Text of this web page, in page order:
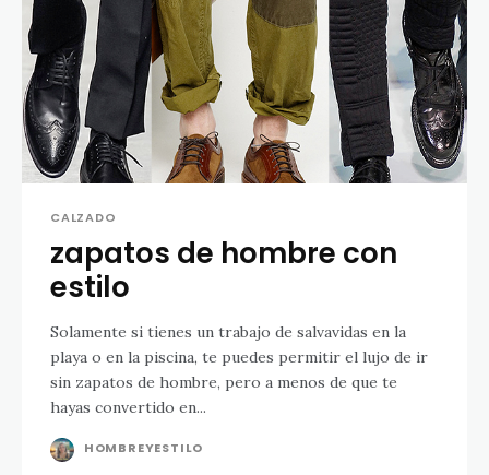
CALZADO
zapatos de hombre con
estilo
Solamente si tienes un trabajo de salvavidas en la
playa o en la piscina, te puedes permitir el lujo de ir
sin zapatos de hombre, pero a menos de que te
hayas convertido en...
HOMBREYESTILO